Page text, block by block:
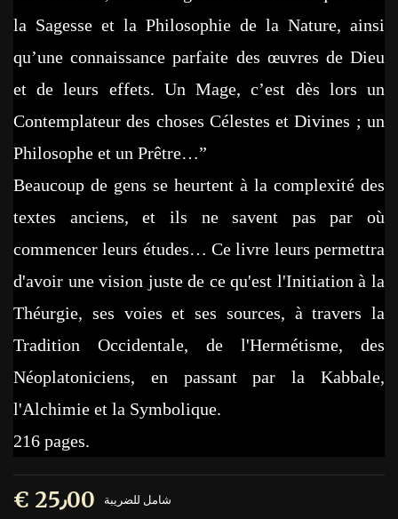
la Sagesse et la Philosophie de la Nature, ainsi
qu’une connaissance parfaite des œuvres de Dieu
et de leurs effets. Un Mage, c’est dès lors un
Contemplateur des choses Célestes et Divines ; un
Philosophe et un Prêtre…”
Beaucoup de gens se heurtent à la complexité des
textes anciens, et ils ne savent pas par où
commencer leurs études… Ce livre leurs permettra
d'avoir une vision juste de ce qu'est l'Initiation à la
Théurgie, ses voies et ses sources, à travers la
Tradition Occidentale, de l'Hermétisme, des
Néoplatoniciens, en passant par la Kabbale,
l'Alchimie et la Symbolique.
216 pages.
€ 25٫00 شامل للضريبة